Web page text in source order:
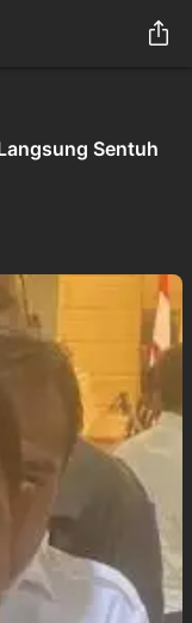
Sentuh